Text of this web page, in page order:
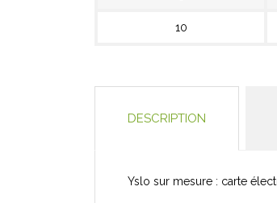
10
DESCRIPTION
Yslo sur mesure : carte